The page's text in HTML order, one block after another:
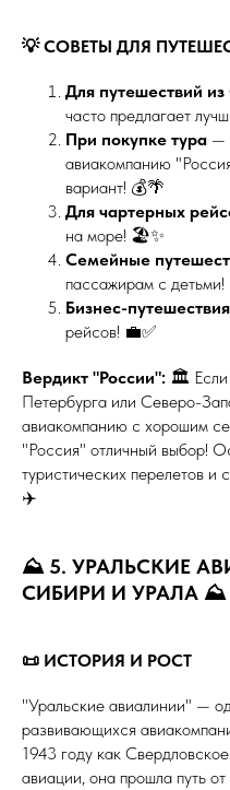
💡 СОВЕТЫ ДЛЯ
Для путешествий
часто предлагает
При покупке тура —
авиакомпанию
вариант! 💰🌴
Для чартерных
на море! 🏖️✨
Семейные
пассажирам с
Бизнес-путешествия
рейсов! 💼✅
Вердикт "России": 🏛️ Если
Петербурга или Северо-
авиакомпанию с хорошим
"Россия" отличный выбор!
туристических перелетов
✈️
⛰️ 5. УРАЛЬСКИЕ
СИБИРИ И УРАЛА ⛰️
📜 ИСТОРИЯ И РОСТ
"Уральские авиалинии" —
развивающихся
1943 году как
авиации, она прошла путь